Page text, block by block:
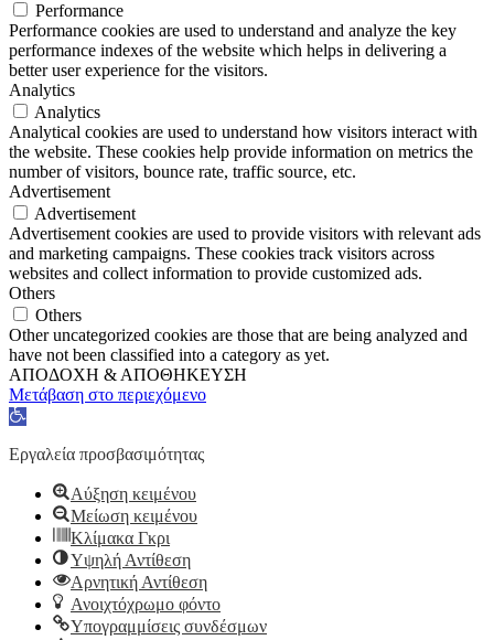
Performance
Performance cookies are used to understand and analyze the key
performance indexes of the website which helps in delivering a
better user experience for the visitors.
Analytics
Analytics
Analytical cookies are used to understand how visitors interact with
the website. These cookies help provide information on metrics the
number of visitors, bounce rate, traffic source, etc.
Advertisement
Advertisement
Advertisement cookies are used to provide visitors with relevant ads
and marketing campaigns. These cookies track visitors across
websites and collect information to provide customized ads.
Others
Others
Other uncategorized cookies are those that are being analyzed and
have not been classified into a category as yet.
ΑΠΟΔΟΧΗ & ΑΠΟΘΗΚΕΥΣΗ
Μετάβαση στο περιεχόμενο
Ανοίξτε
γραμμή
Εργαλεία προσβασιμότητας
Αύξηση κειμένου
Μείωση κειμένου
Κλίμακα Γκρι
Υψηλή Αντίθεση
Αρνητική Αντίθεση
Ανοιχτόχρωμο φόντο
Υπογραμμίσεις συνδέσμων